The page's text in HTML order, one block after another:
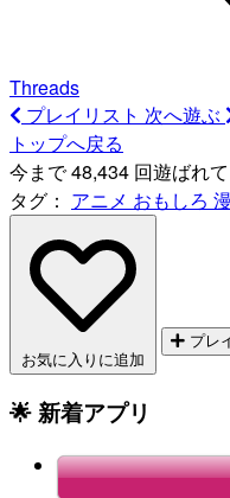
Threads
プレイリスト 次へ遊ぶ
トップへ戻る
今まで 48,434 回遊ばれ
タグ： アニメ おもしろ
お気に入りに追加
プレ
🌟 新着アプリ